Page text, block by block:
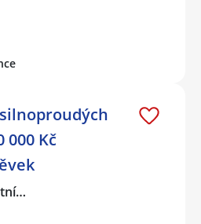
000 Kč